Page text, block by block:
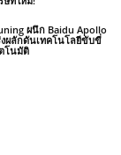
ผนึก Baidu Apollo
งผลักดันเทคโนโลยีขับขี่
โนมัติ